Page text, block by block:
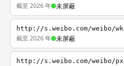
截至 2026 年 未屏蔽
http://s.weibo.com/weibo/wk
截至 2026 年 未屏蔽
http://s.weibo.com/weibo/px